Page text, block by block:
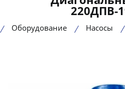
220ДПВ-
Оборудование Насосы